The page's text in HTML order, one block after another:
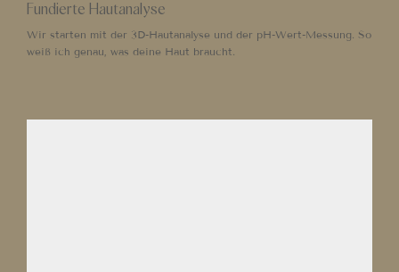
Fundierte Hautanalyse
Wir starten mit der 3D-Hautanalyse und der pH-Wert-Messung. So
weiß ich genau, was deine Haut braucht.